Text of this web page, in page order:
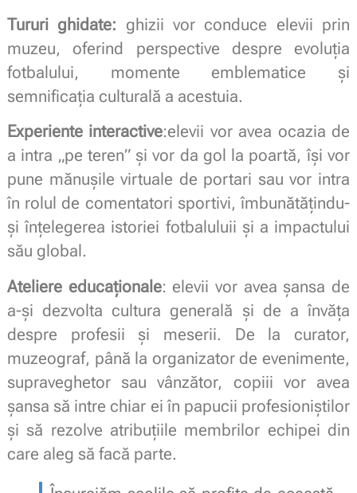
Tururi ghidate: ghizii vor conduce elevii prin
muzeu, oferind perspective despre evoluția
fotbalului, momente emblematice și
semnificația culturală a acestuia.
Experiente interactive:elevii vor avea ocazia de
a intra „pe teren” și vor da gol la poartă, își vor
pune mănușile virtuale de portari sau vor intra
în rolul de comentatori sportivi, îmbunătățindu-
și înțelegerea istoriei fotbaluluii și a impactului
său global.
Ateliere educaționale: elevii vor avea șansa de
a-și dezvolta cultura generală și de a învăța
despre profesii și meserii. De la curator,
muzeograf, până la organizator de evenimente,
supraveghetor sau vânzător, copiii vor avea
șansa să intre chiar ei în papucii profesioniștilor
și să rezolve atribuțiile membrilor echipei din
care aleg să facă parte.